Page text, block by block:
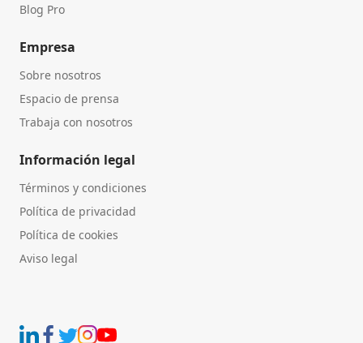
Blog Pro
Empresa
Sobre nosotros
Espacio de prensa
Trabaja con nosotros
Información legal
Términos y condiciones
Política de privacidad
Política de cookies
Aviso legal